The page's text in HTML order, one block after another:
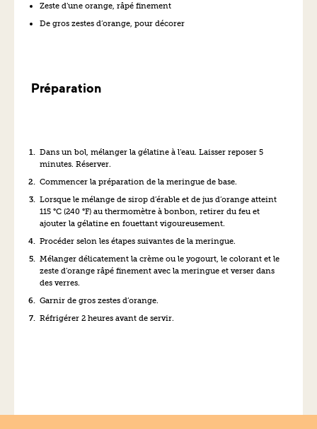
Zeste d’une orange, râpé finement
De gros zestes d’orange, pour décorer
Préparation
Dans un bol, mélanger la gélatine à l’eau. Laisser reposer 5
minutes. Réserver.
Commencer la préparation de la meringue de base.
Lorsque le mélange de sirop d’érable et de jus d’orange atteint
115 °C (240 °F) au thermomètre à bonbon, retirer du feu et
ajouter la gélatine en fouettant vigoureusement.
Procéder selon les étapes suivantes de la meringue.
Mélanger délicatement la crème ou le yogourt, le colorant et le
zeste d’orange râpé finement avec la meringue et verser dans
des verres.
Garnir de gros zestes d’orange.
Réfrigérer 2 heures avant de servir.